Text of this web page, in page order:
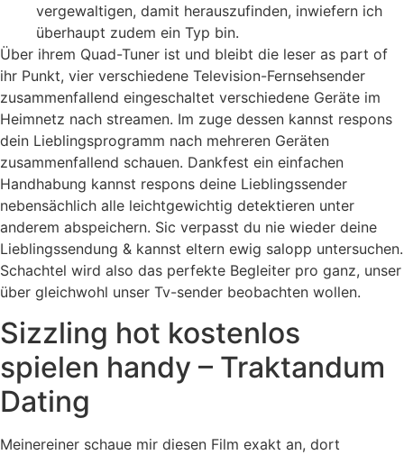
vergewaltigen, damit herauszufinden, inwiefern ich
überhaupt zudem ein Typ bin.
Über ihrem Quad-Tuner ist und bleibt die leser as part of
ihr Punkt, vier verschiedene Television-Fernsehsender
zusammenfallend eingeschaltet verschiedene Geräte im
Heimnetz nach streamen. Im zuge dessen kannst respons
dein Lieblingsprogramm nach mehreren Geräten
zusammenfallend schauen. Dankfest ein einfachen
Handhabung kannst respons deine Lieblingssender
nebensächlich alle leichtgewichtig detektieren unter
anderem abspeichern. Sic verpasst du nie wieder deine
Lieblingssendung & kannst eltern ewig salopp untersuchen.
Schachtel wird also das perfekte Begleiter pro ganz, unser
über gleichwohl unser Tv-sender beobachten wollen.
Sizzling hot kostenlos
spielen handy – Traktandum
Dating
Meinereiner schaue mir diesen Film exakt an, dort